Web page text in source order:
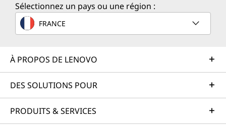
Sélectionnez un pays ou une région :
FRANCE
À PROPOS DE LENOVO
DES SOLUTIONS POUR
PRODUITS & SERVICES